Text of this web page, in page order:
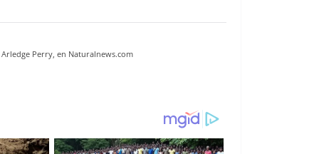
Arledge Perry, en Naturalnews.com